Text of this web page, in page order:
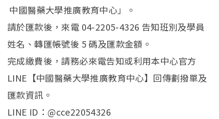
中國醫藥大學推廣教育中心」。
請於匯款後，來電 04-2205-4326 告知班別及學員
姓名、轉匯帳號後 5 碼及匯款金額。
完成繳費後，請務必來電告知或利用本中心官方
LINE【中國醫藥大學推廣教育中心】回傳劃撥單及
匯款資訊。
LINE ID：@cce22054326